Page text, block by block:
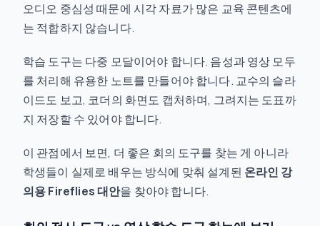
오디오 중심성 때문에 시각 자료가 많은 교육 콘텐츠에
는 적합하지 않습니다.
학습 도구는 다중 모달이어야 합니다. 음성과 영상 모두
를 처리해 유용한 노트를 만들어야 합니다. 교수의 슬라
이드도 보고, 코더의 화면도 캡처하며, 그려지는 도표까
지 저장할 수 있어야 합니다.
이 관점에서 보면, 더 좋은 회의 도구를 찾는 게 아니라
학생들이 실제로 배우는 방식에 맞춰 설계된 온라인 강
의용 Fireflies 대안을 찾아야 합니다.